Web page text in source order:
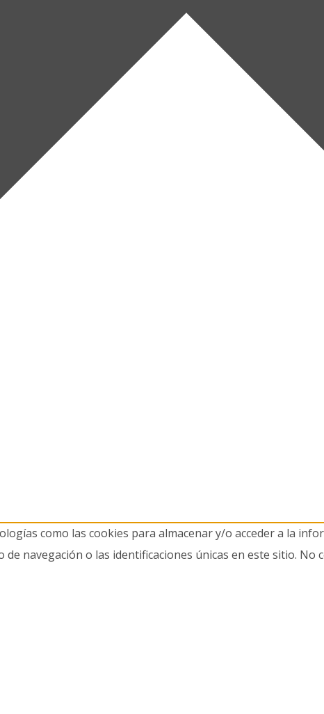
como las cookies para almacenar y/o acceder a la
navegación o las identificaciones únicas en este sitio.